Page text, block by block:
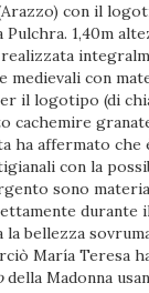
con il
1,40m
medievali con
il logotipo (di
cachemire
ha affermato
con la
sono
durante
bellezza
María Teresa
della Madonna